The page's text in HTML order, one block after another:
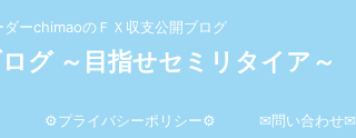
ダーchimaoのＦＸ収支公開ブログ
グ ～目指せセミリタイア～
⚙プライバシーポリシー⚙ ✉問い合わせ✉